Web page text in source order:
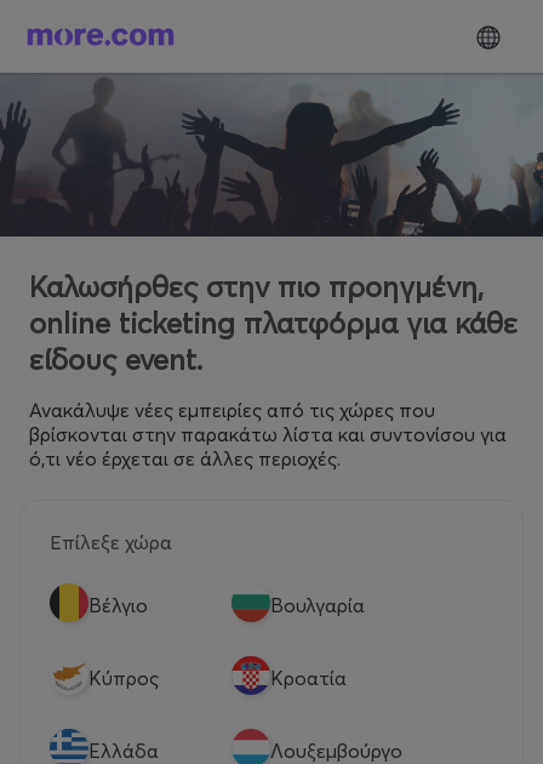
Καλωσήρθες στην πιο προηγμένη,
online ticketing πλατφόρμα για κάθε
είδους event.
Ανακάλυψε νέες εμπειρίες από τις χώρες που
βρίσκονται στην παρακάτω λίστα και συντονίσου για
ό,τι νέο έρχεται σε άλλες περιοχές.
Επίλεξε χώρα
Βέλγιο Βουλγαρία
Κύπρος Κροατία
Eλλάδα Λουξεμβούργο